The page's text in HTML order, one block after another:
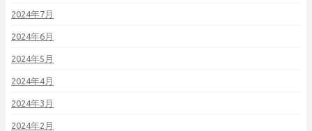
2024年7月
2024年6月
2024年5月
2024年4月
2024年3月
2024年2月